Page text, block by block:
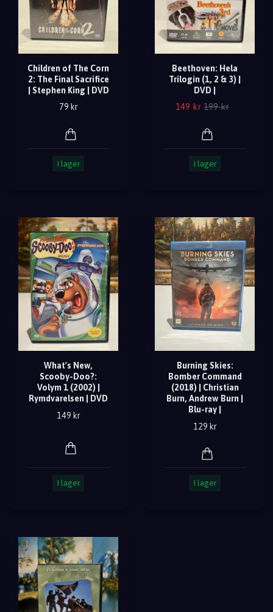
Children of The Corn
2: The Final Sacrifice
| Stephen King | DVD
79 kr
I lager
Beethoven: Hela
Trilogin (1, 2 & 3) |
DVD |
149 kr 199 kr
I lager
What's New,
Scooby-Doo?:
Volym 1 (2002) |
Rymdvarelsen | DVD
149 kr
I lager
Burning Skies:
Bomber Command
(2018) | Christian
Burn, Andrew Burn |
Blu-ray |
129 kr
I lager